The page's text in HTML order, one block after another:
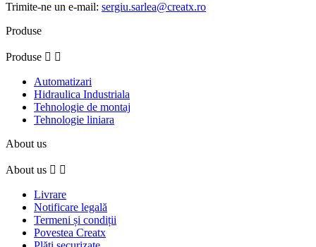
Trimite-ne un e-mail: sergiu.sarlea@creatx.ro
Produse
Produse  
Automatizari
Hidraulica Industriala
Tehnologie de montaj
Tehnologie liniara
About us
About us  
Livrare
Notificare legală
Termeni și condiții
Povestea Creatx